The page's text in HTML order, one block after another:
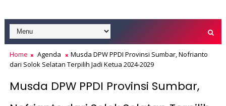
Home Agenda
Musda DPW PPDI Provinsi Sumbar, Nofrianto
dari Solok Selatan Terpilih Jadi Ketua 2024-2029
Musda DPW PPDI Provinsi Sumbar,